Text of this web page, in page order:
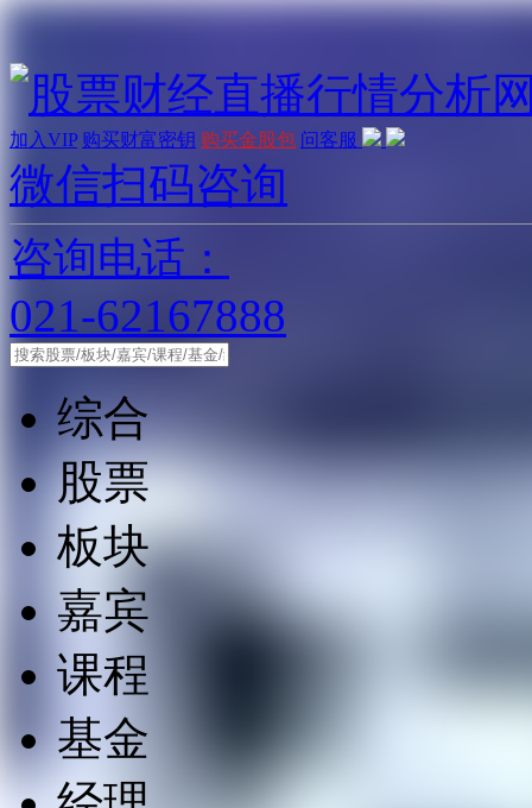
加入VIP 购买财富密钥 购买金股包 问客服
微信扫码咨询
咨询电话：
021-62167888
综合
股票
板块
嘉宾
课程
基金